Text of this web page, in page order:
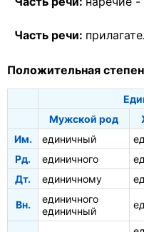
Часть речи:
Положительная
Мужской род
Им.
единичный
Рд.
единичного
Дт.
единичному
Вн.
единичного
единичный